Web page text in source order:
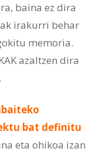
baina ez dira
irakurri behar
memoria.
azaltzen dira
bat definitu
eta ohikoa izan